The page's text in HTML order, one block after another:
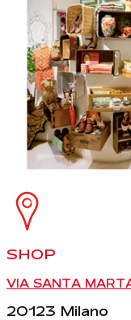
SHOP
VIA SANTA
20123 Milano